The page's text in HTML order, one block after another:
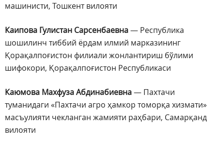
машинисти, Тошкент вилояти
Каипова Гулистан Сарсенбаевна— Республика
шошилинч тиббий ёрдам илмий марказининг
Қорақалпоғистон филиали жонлантириш бўлими
шифокори, Қорақалпоғистон Республикаси
Каюмова Махфуза Абдинабиевна— Пахтачи
туманидаги «Пахтачи агро ҳамкор томорқа хизмати»
масъулияти чекланган жамияти раҳбари, Самарқанд
вилояти